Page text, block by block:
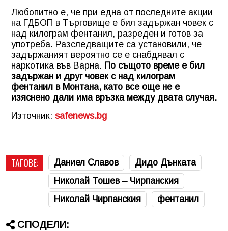
Любопитно е, че при една от последните акции
на ГДБОП в Търговище е бил задържан човек с
над килограм фентанил, разреден и готов за
употреба. Разследващите са установили, че
задържаният вероятно се е снабдявал с
наркотика във Варна. По същото време е бил
задържан и друг човек с над килограм
фентанил в Монтана, като все още не е
изяснено дали има връзка между двата случая.
Източник: safenews.bg
ТАГОВЕ: Даниел Славов
Дидо Дънката
Николай Тошев – Чирпанския
Николай Чирпанския
фентанил
СПОДЕЛИ: